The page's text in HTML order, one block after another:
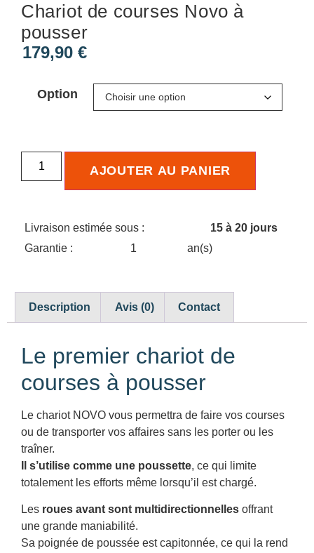
Chariot de courses Novo à
pousser
179,90 €
Option
AJOUTER AU PANIER
Livraison estimée sous :
15 à 20 jours
Garantie :
1 an(s)
Description Avis (0) Contact
Le premier chariot de
courses à pousser
Le chariot NOVO vous permettra de faire vos courses
ou de transporter vos affaires sans les porter ou les
traîner.
Il s’utilise comme une poussette, ce qui limite
totalement les efforts même lorsqu’il est chargé.
Les roues avant sont multidirectionnelles offrant
une grande maniabilité.
Sa poignée de poussée est capitonnée, ce qui la rend